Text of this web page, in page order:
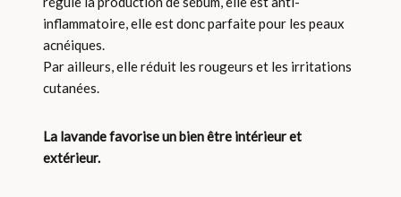
inflammatoire, elle est donc parfaite pour les peaux
acnéiques.
Par ailleurs, elle réduit les rougeurs et les irritations
cutanées.
La lavande favorise un bien être intérieur et
extérieur.